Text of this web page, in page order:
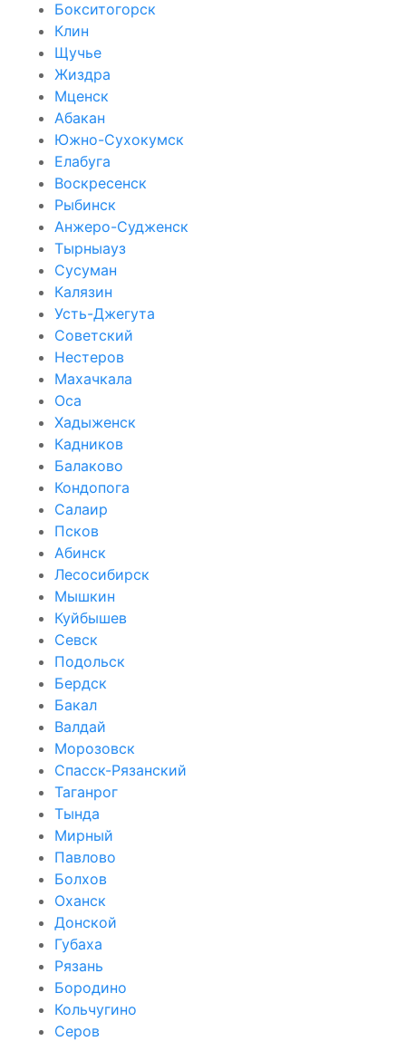
Бокситогорск
Клин
Щучье
Жиздра
Мценск
Абакан
Южно-Сухокумск
Елабуга
Воскресенск
Рыбинск
Анжеро-Судженск
Тырныауз
Сусуман
Калязин
Усть-Джегута
Советский
Нестеров
Махачкала
Оса
Хадыженск
Кадников
Балаково
Кондопога
Салаир
Псков
Абинск
Лесосибирск
Мышкин
Куйбышев
Севск
Подольск
Бердск
Бакал
Валдай
Морозовск
Спасск-Рязанский
Таганрог
Тында
Мирный
Павлово
Болхов
Оханск
Донской
Губаха
Рязань
Бородино
Кольчугино
Серов